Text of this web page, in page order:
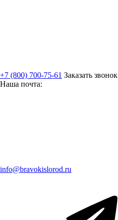
+7 (800) 700-75-61 Заказать звонок
Наша почта:
info@bravokislorod.ru